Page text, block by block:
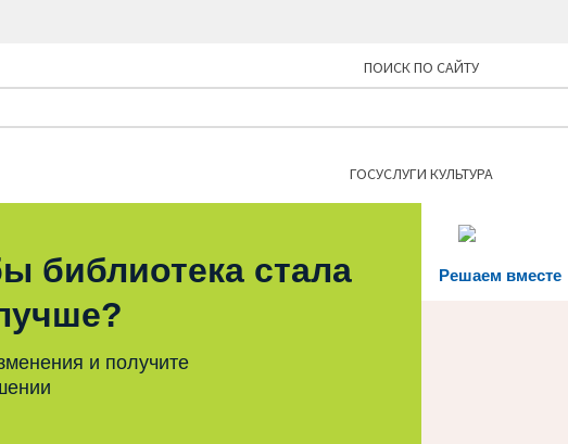
ПОИСК ПО САЙТУ
ГОСУСЛУГИ КУЛЬТУРА
Решаем вместе
библиотека стала
и получите